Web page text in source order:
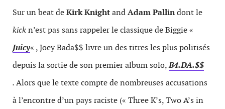
Sur un beat deKirk KnightandAdam Pallindont le
kickn’est pas sans rappeler le classique de Biggie «
Juicy« , Joey Bada$$ livre un des titres les plus politisés
depuis la sortie de son premier album solo,B4.DA.$$
.Alors que le texte compte de nombreuses accusations
à l’encontre d’un pays raciste (« Three K’s, Two A’s in